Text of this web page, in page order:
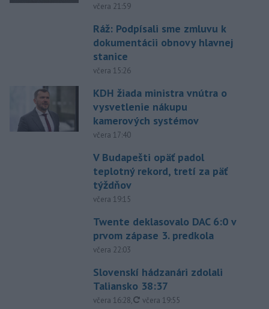
včera 21:59
Ráž: Podpísali sme zmluvu k
dokumentácii obnovy hlavnej
stanice
včera 15:26
KDH žiada ministra vnútra o
vysvetlenie nákupu
kamerových systémov
včera 17:40
V Budapešti opäť padol
teplotný rekord, tretí za päť
týždňov
včera 19:15
Twente deklasovalo DAC 6:0 v
prvom zápase 3. predkola
včera 22:03
Slovenskí hádzanári zdolali
Taliansko 38:37
včera 16:28, aktualizované
včera 19:55